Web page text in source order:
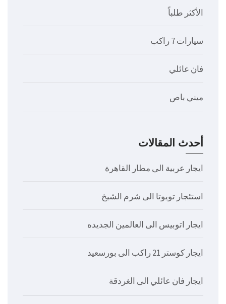
الأكثر طلباً
سيارات 7 راكب
فان عائلي
ميني باص
أحدث المقالات
ايجار عربية الى مطار القاهرة
استئجار تويوتا الى شرم الشيخ
ايجار اتوبيس الى العالمين الجديده
ايجار كوستر 21 راكب الى بورسعيد
ايجار فان عائلي الى الغردقة